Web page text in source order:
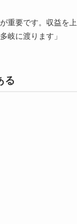
重要です。収益を
岐に渡ります」
る